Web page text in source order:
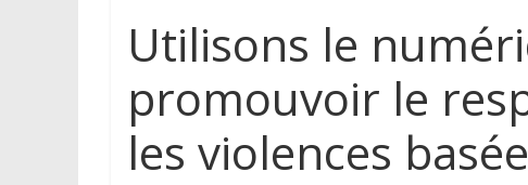
Utilisons le
promouvoir le
les violences